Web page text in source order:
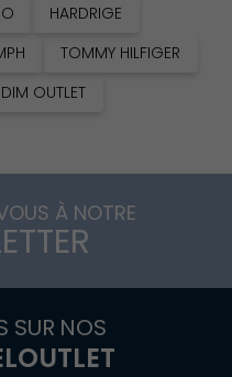
HARDRIGE
TOMMY HILFIGER
DIM OUTLET
À NOTRE
SUR NOS